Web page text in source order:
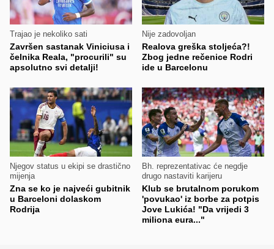
Trajao je nekoliko sati
Završen sastanak Viniciusa i
čelnika Reala, "procurili" su
apsolutno svi detalji!
Nije zadovoljan
Realova greška stoljeća?!
Zbog jedne rečenice Rodri
ide u Barcelonu
Njegov status u ekipi se drastično
mijenja
Zna se ko je najveći gubitnik
u Barceloni dolaskom
Rodrija
Bh. reprezentativac će negdje
drugo nastaviti karijeru
Klub se brutalnom porukom
'povukao' iz borbe za potpis
Jove Lukića! "Da vrijedi 3
miliona eura..."